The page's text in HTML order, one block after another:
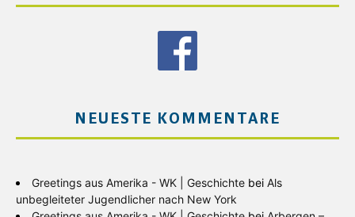
NEUESTE KOMMENTARE
Greetings aus Amerika - WK | Geschichte bei Als
unbegleiteter Jugendlicher nach New York